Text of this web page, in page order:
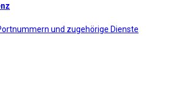
und zugehörige Dienste